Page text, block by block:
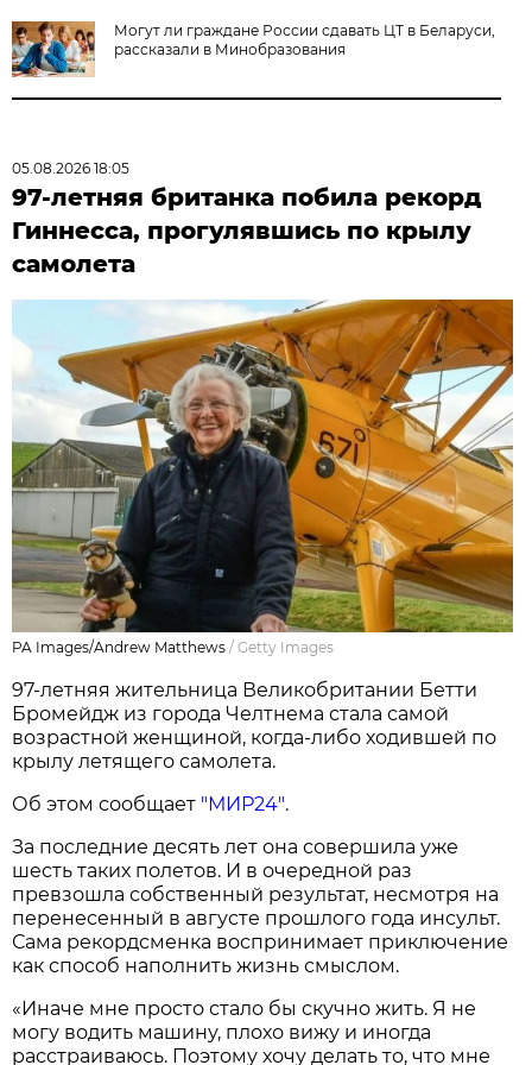
Могут ли граждане России сдавать ЦТ в Беларуси,
рассказали в Минобразования
05.08.2026 18:05
97-летняя британка побила рекорд
Гиннесса, прогулявшись по крылу
самолета
PA Images/Andrew Matthews /Getty Images
97-летняя жительница Великобритании Бетти
Бромейдж из города Челтнема стала самой
возрастной женщиной, когда-либо ходившей по
крылу летящего самолета.
Об этом сообщает "МИР24".
За последние десять лет она совершила уже
шесть таких полетов. И в очередной раз
превзошла собственный результат, несмотря на
перенесенный в августе прошлого года инсульт.
Сама рекордсменка воспринимает приключение
как способ наполнить жизнь смыслом.
«Иначе мне просто стало бы скучно жить. Я не
могу водить машину, плохо вижу и иногда
расстраиваюсь. Поэтому хочу делать то, что мне